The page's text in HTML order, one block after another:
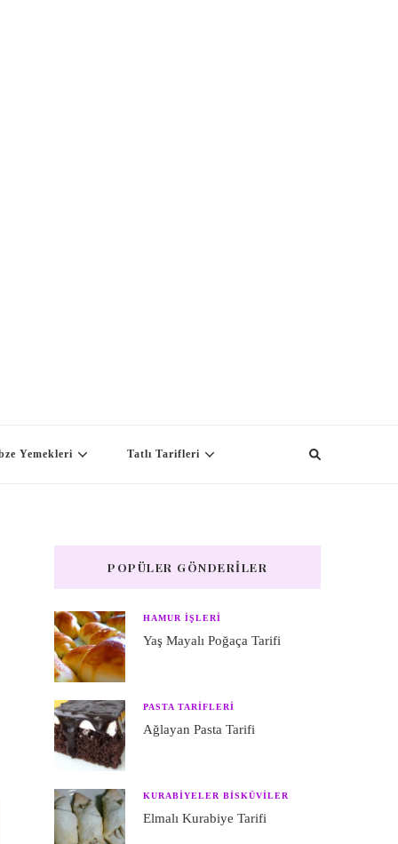
Yemekleri Tatlı Tarifleri
POPÜLER GÖNDERILER
HAMUR IŞLERI
Yaş Mayalı Poğaça Tarifi
PASTA TARIFLERI
Ağlayan Pasta Tarifi
KURABIYELER BISKÜVILER
Elmalı Kurabiye Tarifi